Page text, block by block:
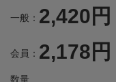
一般： 2,420円
会員： 2,178円
数量